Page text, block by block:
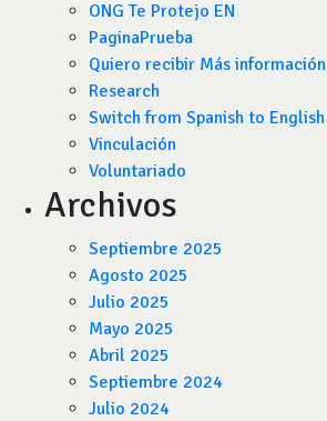
ONG Te Protejo EN
PaginaPrueba
Quiero recibir Más información
Research
Switch from Spanish to English
Vinculación
Voluntariado
Archivos
Septiembre 2025
Agosto 2025
Julio 2025
Mayo 2025
Abril 2025
Septiembre 2024
Julio 2024